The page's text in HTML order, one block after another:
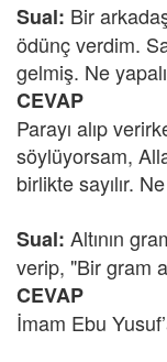
Sual: Bir
ödünç verdim.
gelmiş. Ne
CEVAP
Parayı alıp
söylüyorsam,
birlikte sayılır.
Sual: Altının
verip, "Bir gram
CEVAP
İmam Ebu